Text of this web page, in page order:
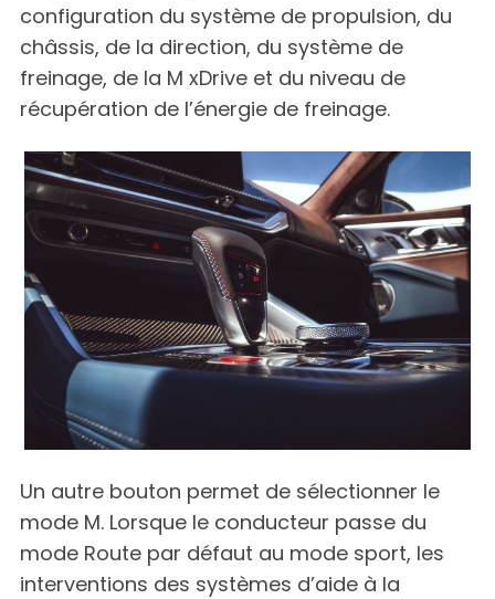
configuration du système de propulsion, du
châssis, de la direction, du système de
freinage, de la M xDrive et du niveau de
récupération de l’énergie de freinage.
Un autre bouton permet de sélectionner le
mode M. Lorsque le conducteur passe du
mode Route par défaut au mode sport, les
interventions des systèmes d’aide à la